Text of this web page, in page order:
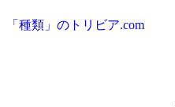
「種類」のトリビア.com